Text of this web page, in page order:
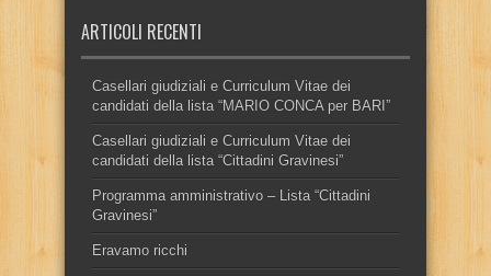
ARTICOLI RECENTI
Casellari giudiziali e Curriculum Vitae dei
candidati della lista “MARIO CONCA per BARI”
Casellari giudiziali e Curriculum Vitae dei
candidati della lista “Cittadini Gravinesi”
Programma amministrativo – Lista “Cittadini
Gravinesi”
Eravamo ricchi